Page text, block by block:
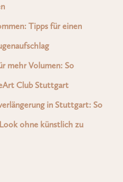
Tipps für einen
mehr Volumen: So
Club Stuttgart
in Stuttgart: So
ohne künstlich zu